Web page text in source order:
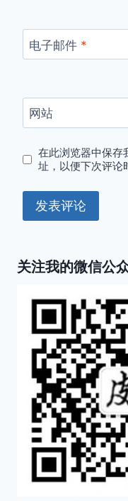
电子邮件 *
网站
在此浏览器中保存
址，以便下次评论
关注我的微信公